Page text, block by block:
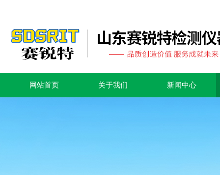
网站首页 关于我们 新闻中心